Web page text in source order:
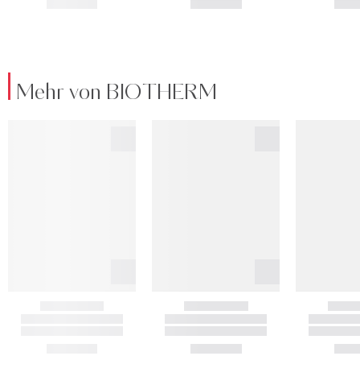
Mehr von BIOTHERM